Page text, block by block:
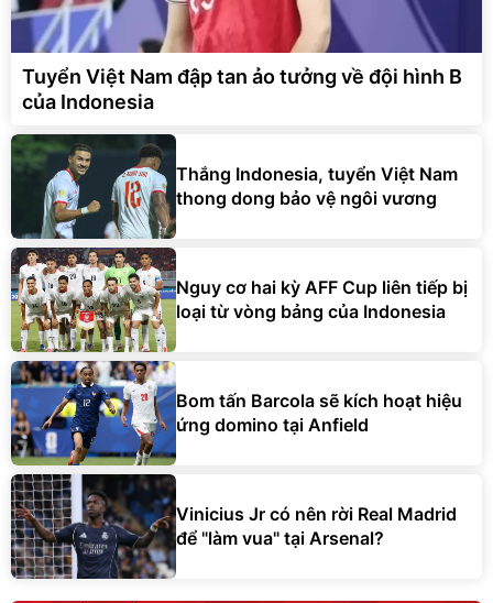
Tuyển Việt Nam đập tan ảo tưởng về đội hình B
của Indonesia
Thắng Indonesia, tuyển Việt Nam
thong dong bảo vệ ngôi vương
Nguy cơ hai kỳ AFF Cup liên tiếp bị
loại từ vòng bảng của Indonesia
Bom tấn Barcola sẽ kích hoạt hiệu
ứng domino tại Anfield
Vinicius Jr có nên rời Real Madrid
để "làm vua" tại Arsenal?